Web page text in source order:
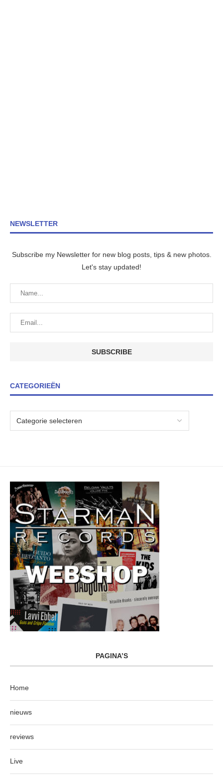
NEWSLETTER
Subscribe my Newsletter for new blog posts, tips & new photos.
Let's stay updated!
CATEGORIEËN
PAGINA’S
Home
nieuws
reviews
Live